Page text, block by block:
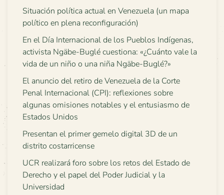
Situación política actual en Venezuela (un mapa
político en plena reconfiguración)
En el Día Internacional de los Pueblos Indígenas,
activista Ngäbe-Buglé cuestiona: «¿Cuánto vale la
vida de un niño o una niña Ngäbe-Buglé?»
El anuncio del retiro de Venezuela de la Corte
Penal Internacional (CPI): reflexiones sobre
algunas omisiones notables y el entusiasmo de
Estados Unidos
Presentan el primer gemelo digital 3D de un
distrito costarricense
UCR realizará foro sobre los retos del Estado de
Derecho y el papel del Poder Judicial y la
Universidad